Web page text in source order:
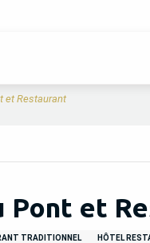
et Restaurant
Pont et
TRADITIONNEL HÔTEL